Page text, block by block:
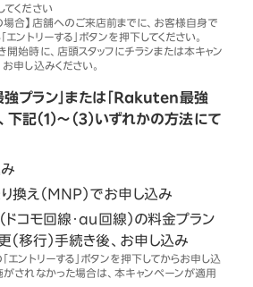
ください
合】店舗へのご来店前までに、お客様自身で
ントリーする」ボタンを押下してください。
始時に、店頭スタッフにチラシまたは本キャン
申し込みください。
プラン」または「Rakuten最強
記（1）～（3）いずれかの方法にて
換え（MNP）でお申し込み
ドコモ回線・au回線）の料金プラン
（移行）手続き後、お申し込み
エントリーする」ボタンを押下してからお申し込
されなかった場合は、本キャンペーンが適用